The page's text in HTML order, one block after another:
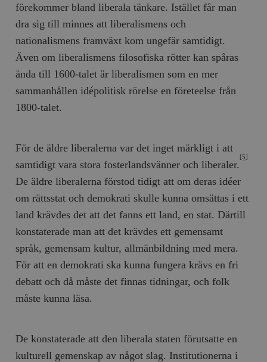
förekommer bland liberala tänkare. Istället får man
dra sig till minnes att liberalismens och
nationalismens framväxt kom ungefär samtidigt.
Även om liberalismens filosofiska rötter kan spåras
ända till 1600-talet är liberalismen som en mer
sammanhållen idépolitisk rörelse en företeelse från
1800-talet.
För de äldre liberalerna var det inget märkligt i att
samtidigt vara stora fosterlandsvänner och liberaler.
[5]
De äldre liberalerna förstod tidigt att om deras idéer
om rättsstat och demokrati skulle kunna omsättas i ett
land krävdes det att det fanns ett land, en stat. Därtill
konstaterade man att det krävdes ett gemensamt
språk, gemensam kultur, allmänbildning med mera.
För att en demokrati ska kunna fungera krävs en fri
debatt och då måste det finnas tidningar, och folk
måste kunna läsa.
De konstaterade att den liberala staten förutsatte en
kulturell gemenskap av något slag. Institutionerna i